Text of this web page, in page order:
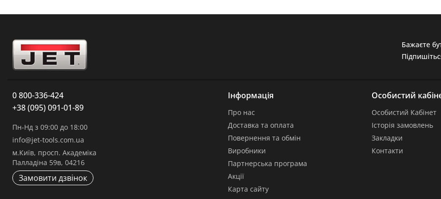
Бажаєте
0 800-336-424
+38 (095) 091-01-89
Пн-Нд з 09:00 до 18:00
info@jet-tools.com.ua
м.Київ, просп. Академіка
Палладіна 59в, 04216
Замовити дзвінок
Інформація
Про нас
Доставка та оплата
Повернення та обмін
Виробники
Партнерська програма
Акції
Карта сайту
Особистий
Особистий Кабінет
Історія замовлень
Закладки
Контакти